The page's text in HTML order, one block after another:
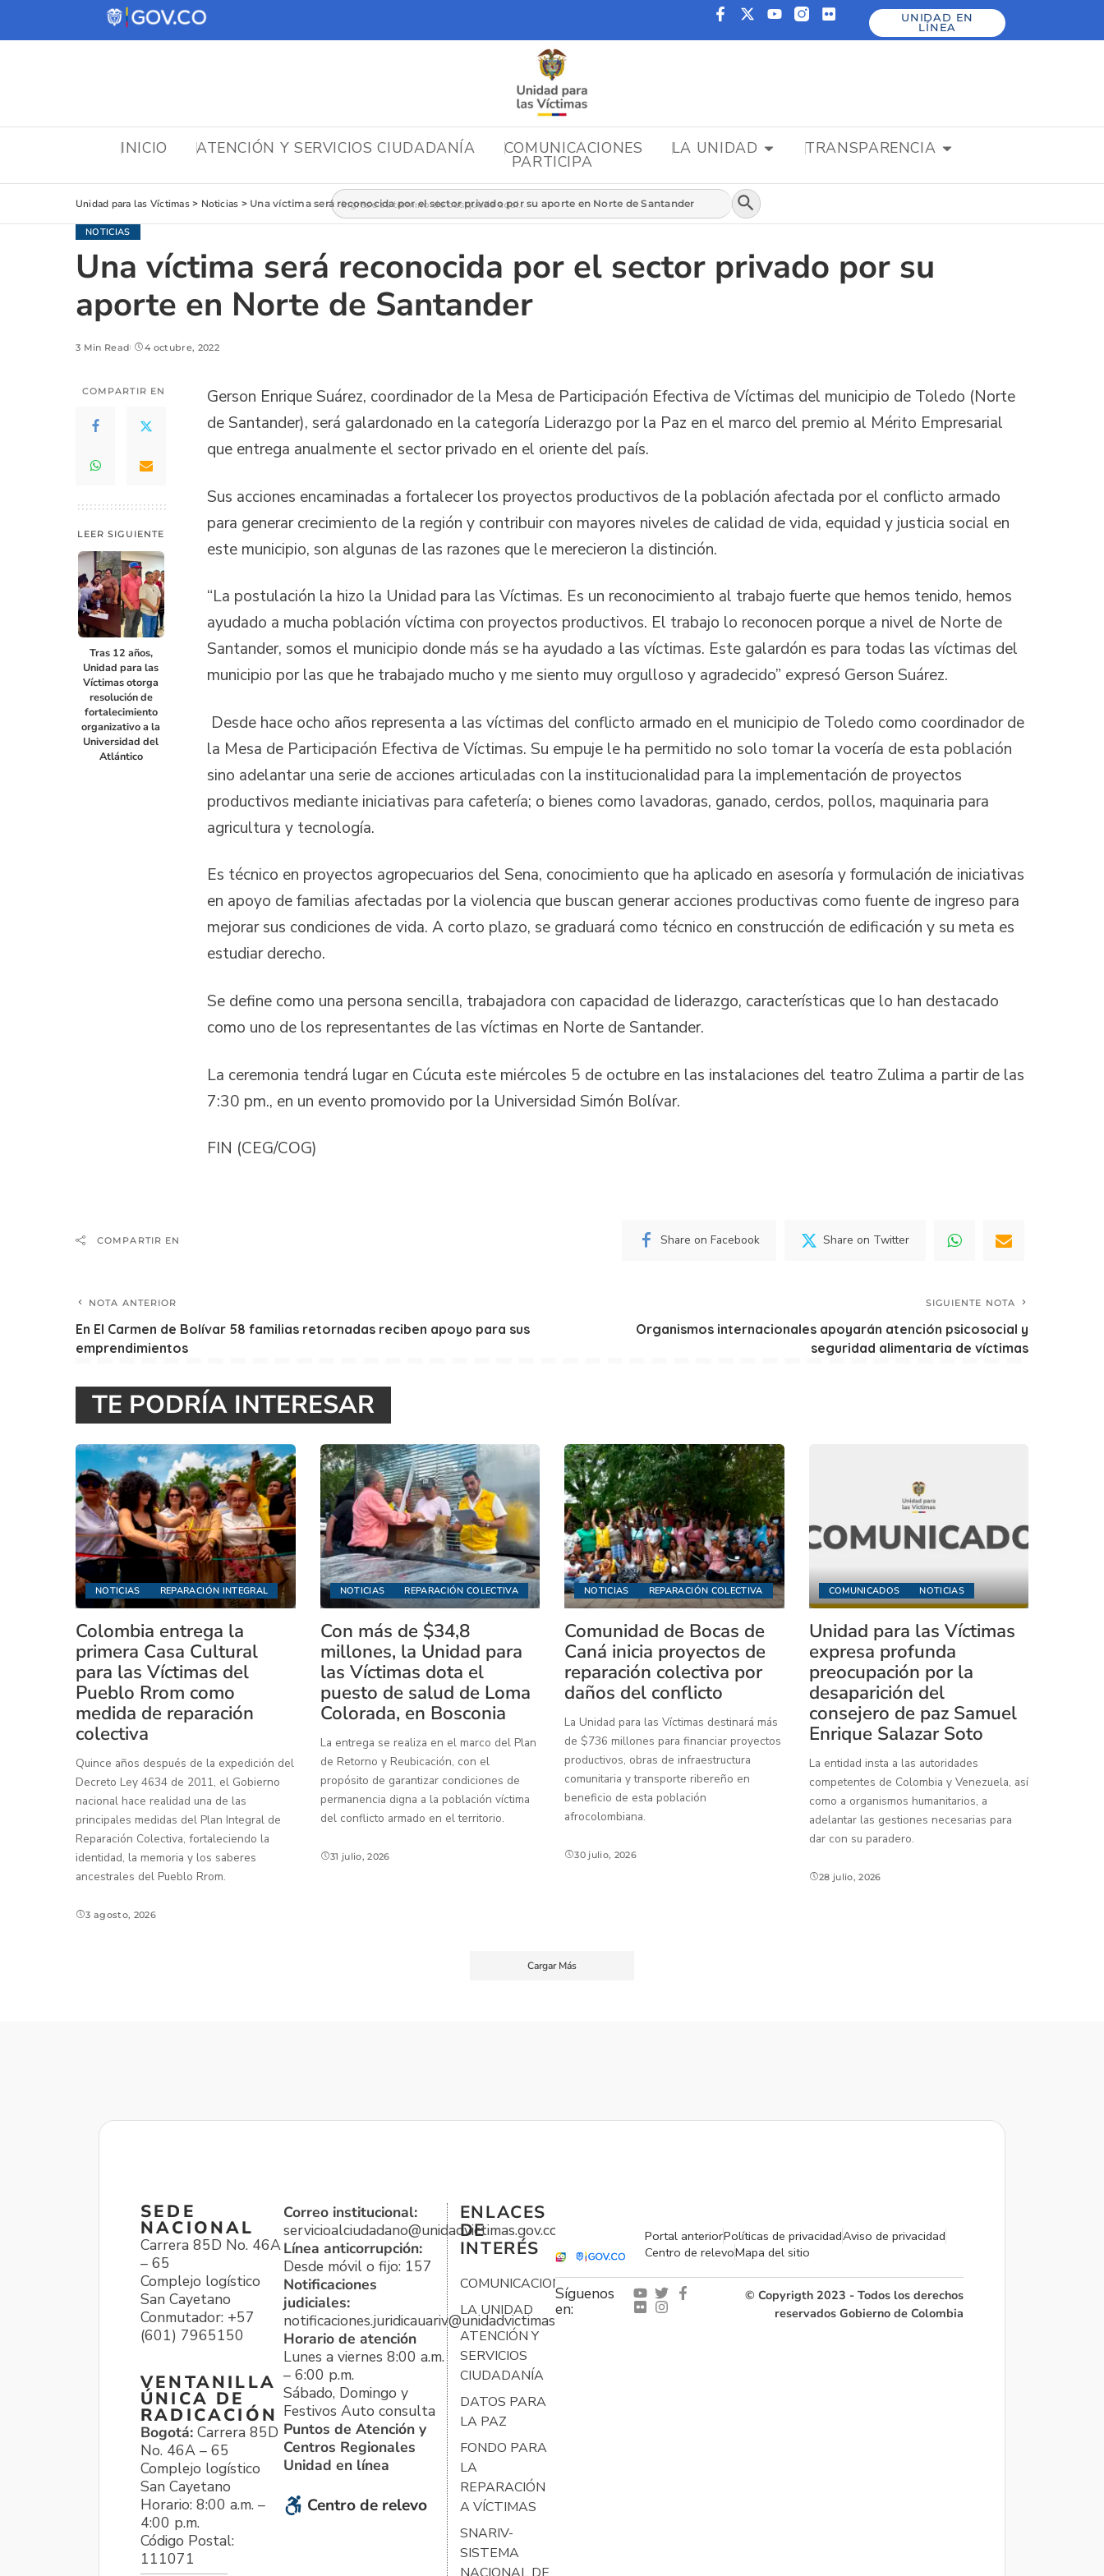
UNIDAD EN
LÍNEA
INICIO ATENCIÓN Y SERVICIOS CIUDADANÍA COMUNICACIONES LA UNIDAD TRANSPARENCIA
PARTICIPA
Buscar: Botón de búsqueda
Unidad para las Víctimas> Noticias > Una víctima será reconocida por el sector privado por su aporte en Norte de Santander
NOTICIAS
Una víctima será reconocida por el sector privado por su
aporte en Norte de Santander
3 Min Read 4 octubre, 2022
COMPARTIR EN
LEER SIGUIENTE
Tras 12 años,
Unidad para las
Víctimas otorga
resolución de
fortalecimiento
organizativo a la
Universidad del
Atlántico
Gerson Enrique Suárez, coordinador de la Mesa de Participación Efectiva de Víctimas del municipio de Toledo (Norte
de Santander), será galardonado en la categoría Liderazgo por la Paz en el marco del premio al Mérito Empresarial
que entrega anualmente el sector privado en el oriente del país.
Sus acciones encaminadas a fortalecer los proyectos productivos de la población afectada por el conflicto armado
para generar crecimiento de la región y contribuir con mayores niveles de calidad de vida, equidad y justicia social en
este municipio, son algunas de las razones que le merecieron la distinción.
“La postulación la hizo la Unidad para las Víctimas. Es un reconocimiento al trabajo fuerte que hemos tenido, hemos
ayudado a mucha población víctima con proyectos productivos. El trabajo lo reconocen porque a nivel de Norte de
Santander, somos el municipio donde más se ha ayudado a las víctimas. Este galardón es para todas las víctimas del
municipio por las que he trabajado mucho y me siento muy orgulloso y agradecido” expresó Gerson Suárez.
Desde hace ocho años representa a las víctimas del conflicto armado en el municipio de Toledo como coordinador de
la Mesa de Participación Efectiva de Víctimas. Su empuje le ha permitido no solo tomar la vocería de esta población
sino adelantar una serie de acciones articuladas con la institucionalidad para la implementación de proyectos
productivos mediante iniciativas para cafetería; o bienes como lavadoras, ganado, cerdos, pollos, maquinaria para
agricultura y tecnología.
Es técnico en proyectos agropecuarios del Sena, conocimiento que ha aplicado en asesoría y formulación de iniciativas
en apoyo de familias afectadas por la violencia que buscan generar acciones productivas como fuente de ingreso para
mejorar sus condiciones de vida. A corto plazo, se graduará como técnico en construcción de edificación y su meta es
estudiar derecho.
Se define como una persona sencilla, trabajadora con capacidad de liderazgo, características que lo han destacado
como uno de los representantes de las víctimas en Norte de Santander.
La ceremonia tendrá lugar en Cúcuta este miércoles 5 de octubre en las instalaciones del teatro Zulima a partir de las
7:30 pm., en un evento promovido por la Universidad Simón Bolívar.
FIN (CEG/COG)
COMPARTIR EN Share on Facebook Share on Twitter
NOTA ANTERIOR
En El Carmen de Bolívar 58 familias retornadas reciben apoyo para sus
emprendimientos
SIGUIENTE NOTA
Organismos internacionales apoyarán atención psicosocial y
seguridad alimentaria de víctimas
TE PODRÍA INTERESAR
NOTICIAS REPARACIÓN INTEGRAL
Colombia entrega la
primera Casa Cultural
para las Víctimas del
Pueblo Rrom como
medida de reparación
colectiva
Quince años después de la expedición del
Decreto Ley 4634 de 2011, el Gobierno
nacional hace realidad una de las
principales medidas del Plan Integral de
Reparación Colectiva, fortaleciendo la
identidad, la memoria y los saberes
ancestrales del Pueblo Rrom.
3 agosto, 2026
NOTICIAS REPARACIÓN COLECTIVA
Con más de $34,8
millones, la Unidad para
las Víctimas dota el
puesto de salud de Loma
Colorada, en Bosconia
La entrega se realiza en el marco del Plan
de Retorno y Reubicación, con el
propósito de garantizar condiciones de
permanencia digna a la población víctima
del conflicto armado en el territorio.
31 julio, 2026
NOTICIAS REPARACIÓN COLECTIVA
Comunidad de Bocas de
Caná inicia proyectos de
reparación colectiva por
daños del conflicto
La Unidad para las Víctimas destinará más
de $736 millones para financiar proyectos
productivos, obras de infraestructura
comunitaria y transporte ribereño en
beneficio de esta población
afrocolombiana.
30 julio, 2026
COMUNICADOS NOTICIAS
Unidad para las Víctimas
expresa profunda
preocupación por la
desaparición del
consejero de paz Samuel
Enrique Salazar Soto
La entidad insta a las autoridades
competentes de Colombia y Venezuela, así
como a organismos humanitarios, a
adelantar las gestiones necesarias para
dar con su paradero.
28 julio, 2026
Cargar Más
SEDE
NACIONAL
Carrera 85D No. 46A
– 65
Complejo logístico
San Cayetano
Conmutador: +57
(601) 7965150
VENTANILLA
ÚNICA DE
RADICACIÓN
Bogotá: Carrera 85D
No. 46A – 65
Complejo logístico
San Cayetano
Horario: 8:00 a.m. –
4:00 p.m.
Código Postal:
111071
Correo institucional:
servicioalciudadano@unidadvictimas.gov.co
Línea anticorrupción:
Desde móvil o fijo: 157
Notificaciones
judiciales:
notificaciones.juridicauariv@unidadvictimas.gov.co
Horario de atención
Lunes a viernes 8:00 a.m.
– 6:00 p.m.
Sábado, Domingo y
Festivos Auto consulta
Puntos de Atención y
Centros Regionales
Unidad en línea
Centro de relevo
ENLACES
DE
INTERÉS
COMUNICACIONES
LA UNIDAD
ATENCIÓN Y
SERVICIOS
CIUDADANÍA
DATOS PARA
LA PAZ
FONDO PARA
LA
REPARACIÓN
A VÍCTIMAS
SNARIV-
SISTEMA
Portal anteriorPolíticas de privacidadAviso de privacidad
Centro de relevoMapa del sitio
Síguenos
en:
© Copyrigth 2023 - Todos los derechos
reservados Gobierno de Colombia